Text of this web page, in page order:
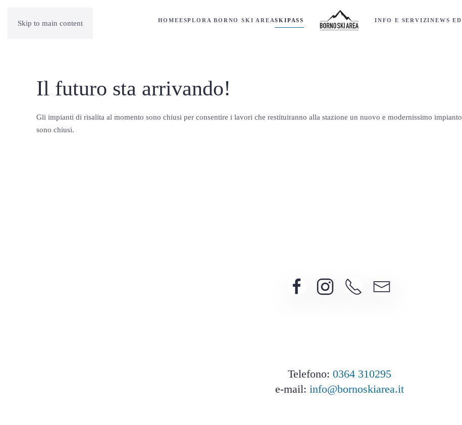
Skip to main content HOMEESPLORA BORNO SKI AREASKIPASS INFO E SERVIZINEWS
Il futuro sta arrivando!
Gli impianti di risalita al momento sono chiusi per consentire i lavori che restituiranno alla stazione un nuovo e modernissimo
sono chiusi.
Telefono: 0364 310295
e-mail: info@bornoskiarea.it